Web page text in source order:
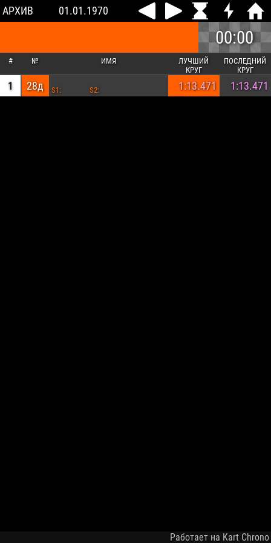
АРХИВ 01.01.1970
00:00
# № ИМЯ
ЛУЧШИЙ
КРУГ
ПОСЛЕДНИЙ
КРУГ
1 28д S1: S2: 1:13.471 1:13.471
Работает на Kart Chrono